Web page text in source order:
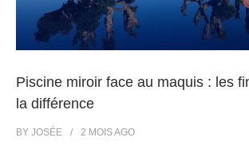
Piscine miroir face au maquis : les
la différence
BY JOSÉE 2 MOISAGO